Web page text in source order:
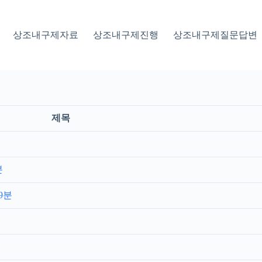
상조내구제자료 상조내구제진행 상조내구제질문답변
제목
분